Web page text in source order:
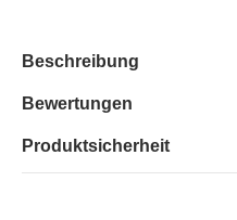
Beschreibung
Bewertungen
Produktsicherheit